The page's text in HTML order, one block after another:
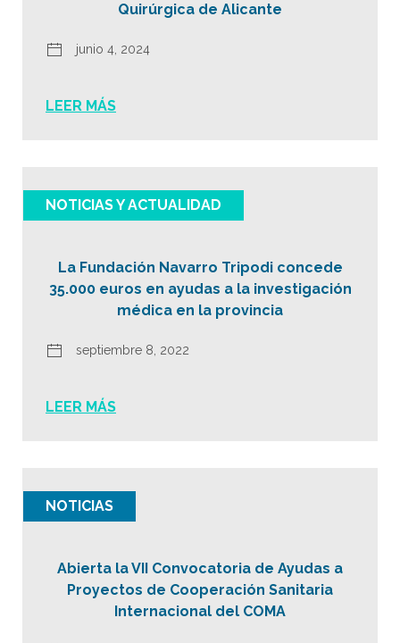
Quirúrgica de Alicante
junio 4, 2024
LEER MÁS
NOTICIAS Y ACTUALIDAD
La Fundación Navarro Tripodi concede
35.000 euros en ayudas a la investigación
médica en la provincia
septiembre 8, 2022
LEER MÁS
NOTICIAS
Abierta la VII Convocatoria de Ayudas a
Proyectos de Cooperación Sanitaria
Internacional del COMA